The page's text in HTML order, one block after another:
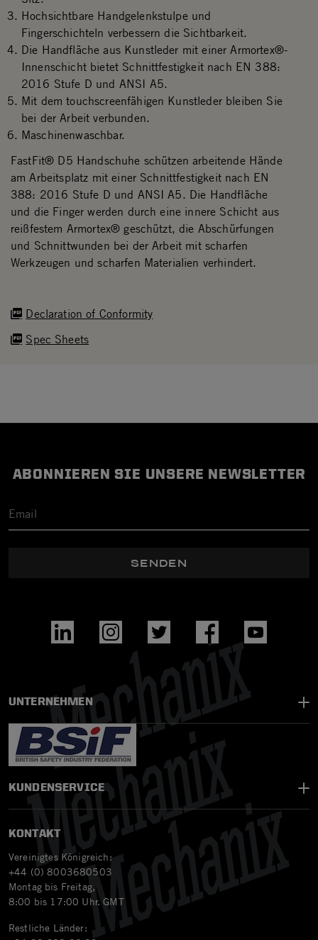
Hochsichtbare Handgelenkstulpe und
Fingerschichteln verbessern die Sichtbarkeit.
Die Handfläche aus Kunstleder mit einer Armortex®-
Innenschicht bietet Schnittfestigkeit nach EN 388:
2016 Stufe D und ANSI A5.
Mit dem touchscreenfähigen Kunstleder bleiben Sie
bei der Arbeit verbunden.
Maschinenwaschbar.
Declaration of Conformity
Spec Sheets
FastFit® D5 Handschuhe schützen arbeitende Hände
am Arbeitsplatz mit einer Schnittfestigkeit nach EN
388: 2016 Stufe D und ANSI A5. Die Handfläche
und die Finger werden durch eine innere Schicht aus
reißfestem Armortex® geschützt, die Abschürfungen
und Schnittwunden bei der Arbeit mit scharfen
Werkzeugen und scharfen Materialien verhindert.
ABONNIEREN SIE UNSERE NEWSLETTER
SENDEN
UNTERNEHMEN
KUNDENSERVICE
KONTAKT
Vereinigtes Königreich:
+44 (0) 8003680503
Montag bis Freitag,
8:00 bis 17:00 Uhr. GMT
Restliche Länder: